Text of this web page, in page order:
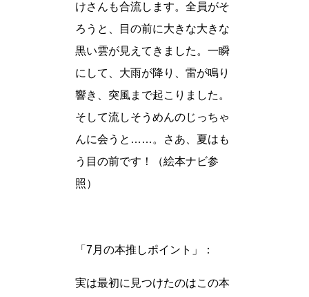
けさんも合流します。全員がそ
ろうと、目の前に大きな大きな
黒い雲が見えてきました。一瞬
にして、大雨が降り、雷が鳴り
響き、突風まで起こりました。
そして流しそうめんのじっちゃ
んに会うと……。さあ、夏はも
う目の前です！（絵本ナビ参
照）
「7月の本推しポイント」：
実は最初に見つけたのはこの本